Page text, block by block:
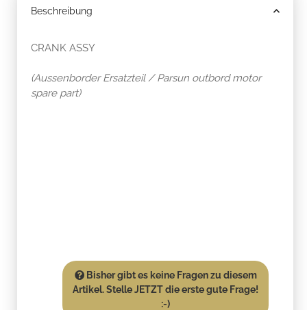
Beschreibung
CRANK ASSY
(Aussenborder Ersatzteil / Parsun outbord motor
spare part)
Bisher gibt es keine Fragen zu diesem
Artikel. Stelle JETZT die erste gute Frage!
:-)